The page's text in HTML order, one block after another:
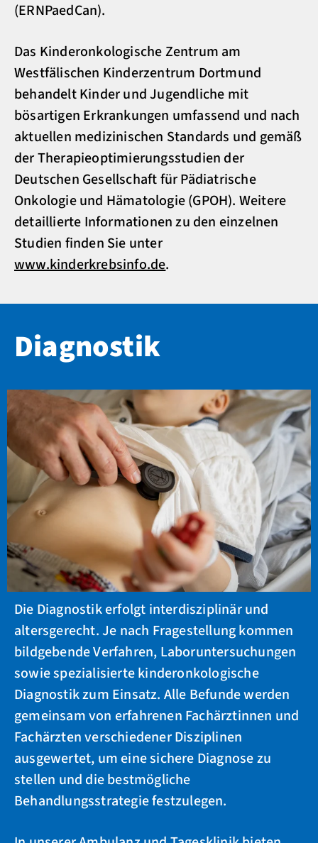
(ERNPaedCan).
Das Kinderonkologische Zentrum am
Westfälischen Kinderzentrum Dortmund
behandelt Kinder und Jugendliche mit
bösartigen Erkrankungen umfassend und nach
aktuellen medizinischen Standards und gemäß
der Therapieoptimierungsstudien der
Deutschen Gesellschaft für Pädiatrische
Onkologie und Hämatologie (GPOH). Weitere
detaillierte Informationen zu den einzelnen
Studien finden Sie unter
www.kinderkrebsinfo.de.
Diagnostik
Die Diagnostik erfolgt interdisziplinär und
altersgerecht. Je nach Fragestellung kommen
bildgebende Verfahren, Laboruntersuchungen
sowie spezialisierte kinderonkologische
Diagnostik zum Einsatz. Alle Befunde werden
gemeinsam von erfahrenen Fachärztinnen und
Fachärzten verschiedener Disziplinen
ausgewertet, um eine sichere Diagnose zu
stellen und die bestmögliche
Behandlungsstrategie festzulegen.